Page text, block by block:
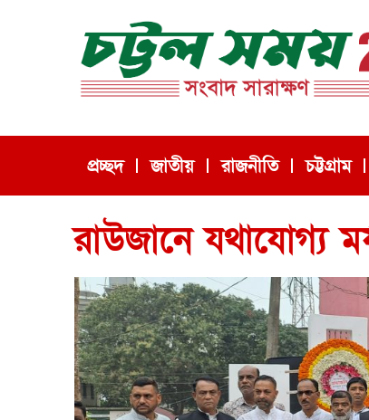
প্রচ্ছদ জাতীয় রাজনীতি চট্টগ্রাম
রাউজানে যথাযোগ্য